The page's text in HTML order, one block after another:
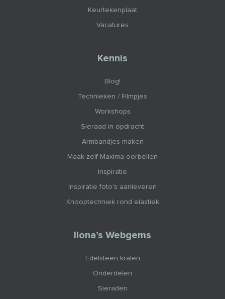
Keurtekenplaat
Vacatures
Kennis
Blog!
Technieken / Filmpjes
Workshops
Sieraad in opdracht
Armbandjes maken
Maak zelf Maxima oorbellen
Inspiratie
Inspiratie foto's aanleveren
Knooptechniek rond elastiek
Ilona’s Webgems
Edelsteen kralen
Onderdelen
Sieraden